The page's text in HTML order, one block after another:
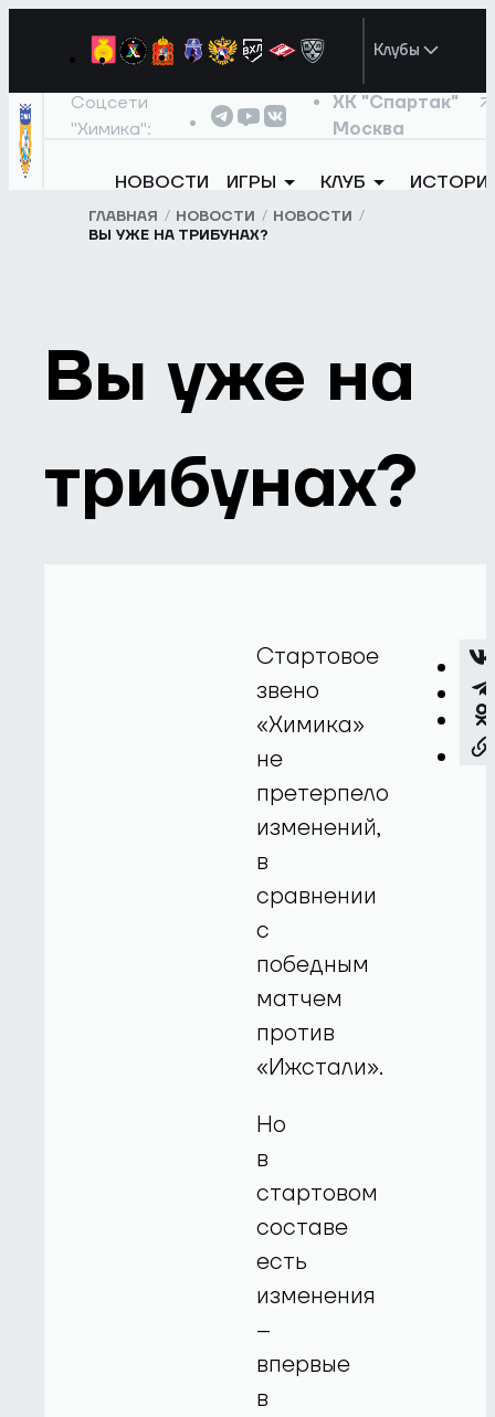
Клубы
Соцсети
"Химика":
ХК "Спартак"
Москва
НОВОСТИ ИГРЫ КЛУБ
ГЛАВНАЯ НОВОСТИ
НОВОСТИ
ВЫ УЖЕ НА ТРИБУНАХ?
Вы уже на
трибунах?
Стартовое
звено
«Химика»
не
претерпело
изменений,
в
сравнении
с
победным
матчем
против
«Ижстали».
Но
в
стартовом
составе
есть
изменения
–
впервые
в